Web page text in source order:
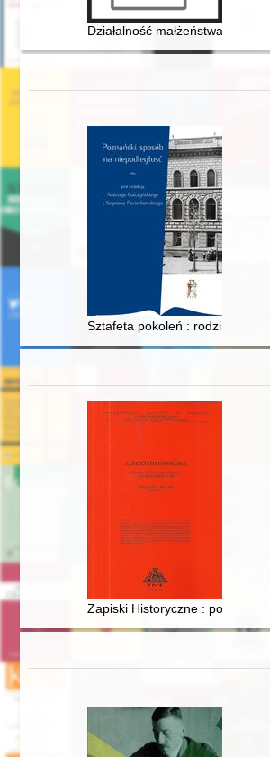
Działalność małżeństwa
Sztafeta pokoleń : rodzina
Zapiski Historyczne :